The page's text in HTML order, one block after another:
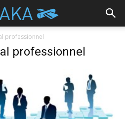
professionnel
professionnel